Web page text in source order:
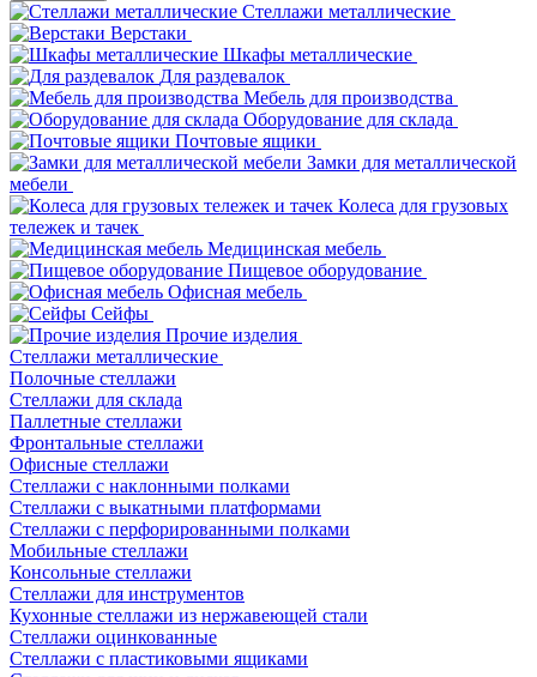
Стеллажи металлические
Верстаки
Шкафы металлические
Для раздевалок
Мебель для производства
Оборудование для склада
Почтовые ящики
Замки для металлической
мебели
Колеса для грузовых
тележек и тачек
Медицинская мебель
Пищевое оборудование
Офисная мебель
Сейфы
Прочие изделия
Стеллажи металлические
Полочные стеллажи
Стеллажи для склада
Паллетные стеллажи
Фронтальные стеллажи
Офисные стеллажи
Стеллажи с наклонными полками
Стеллажи с выкатными платформами
Стеллажи с перфорированными полками
Мобильные стеллажи
Консольные стеллажи
Стеллажи для инструментов
Кухонные стеллажи из нержавеющей стали
Стеллажи оцинкованные
Стеллажи с пластиковыми ящиками